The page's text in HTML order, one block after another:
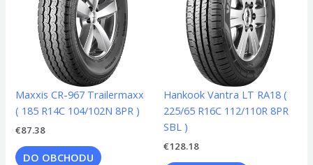
Maxxis CR-967 Trailermaxx
( 185 R14C 104/102N 8PR )
€87.38
DO OBCHODU
Hankook Vantra LT RA18 (
225/65 R16C 112/110R 8PR
SBL )
€128.18